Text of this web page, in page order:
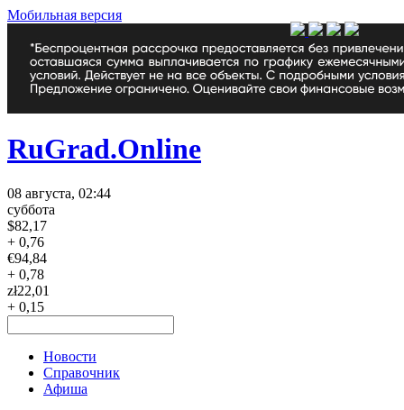
Мобильная версия
RuGrad.Online
08 августа, 02:44
суббота
$82,17
+ 0,76
€94,84
+ 0,78
zł22,01
+ 0,15
Новости
Справочник
Афиша